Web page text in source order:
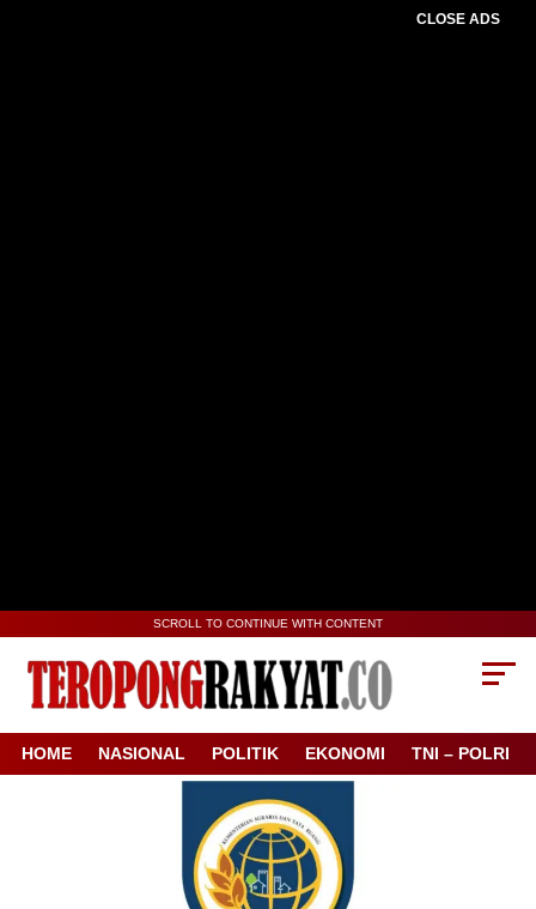
CLOSE ADS
SCROLL TO CONTINUE WITH CONTENT
HOME NASIONAL POLITIK EKONOMI TNI – POLRI